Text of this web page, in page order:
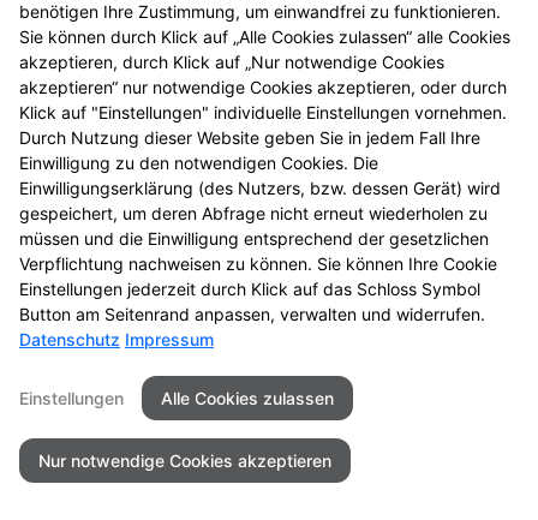
© 2026 Rathaus Apotheke Nidderau
benötigen Ihre Zustimmung, um einwandfrei zu funktionieren.
Sie können durch Klick auf „Alle Cookies zulassen“ alle Cookies
akzeptieren, durch Klick auf „Nur notwendige Cookies
akzeptieren“ nur notwendige Cookies akzeptieren, oder durch
Klick auf "Einstellungen" individuelle Einstellungen vornehmen.
Durch Nutzung dieser Website geben Sie in jedem Fall Ihre
Einwilligung zu den notwendigen Cookies. Die
Einwilligungserklärung (des Nutzers, bzw. dessen Gerät) wird
gespeichert, um deren Abfrage nicht erneut wiederholen zu
müssen und die Einwilligung entsprechend der gesetzlichen
Verpflichtung nachweisen zu können. Sie können Ihre Cookie
Einstellungen jederzeit durch Klick auf das Schloss Symbol
Button am Seitenrand anpassen, verwalten und widerrufen.
Datenschutz Impressum
Einstellungen Alle Cookies zulassen
Nur notwendige Cookies akzeptieren